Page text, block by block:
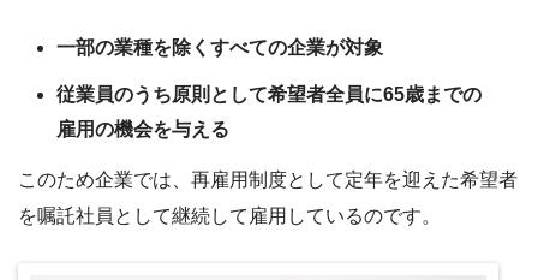
一部の業種を除くすべての企業が対象
従業員のうち原則として希望者全員に65歳までの
雇用の機会を与える
このため企業では、再雇用制度として定年を迎えた希望者
を嘱託社員として継続して雇用しているのです。